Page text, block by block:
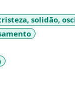
solidão,